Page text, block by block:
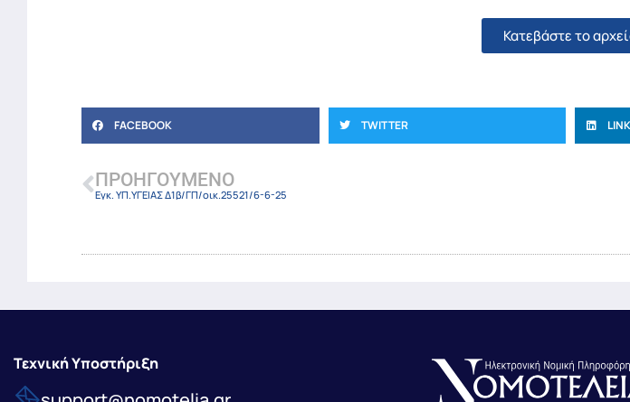
Κατεβάστε το
FACEBOOK TWITTER
ΠΡΟΗΓΟΎΜΕΝΟ
Εγκ. ΥΠ.ΥΓΕΙΑΣ Δ1β/ΓΠ/οικ.25521/6-6-25
Τεχνική Υποστήριξη